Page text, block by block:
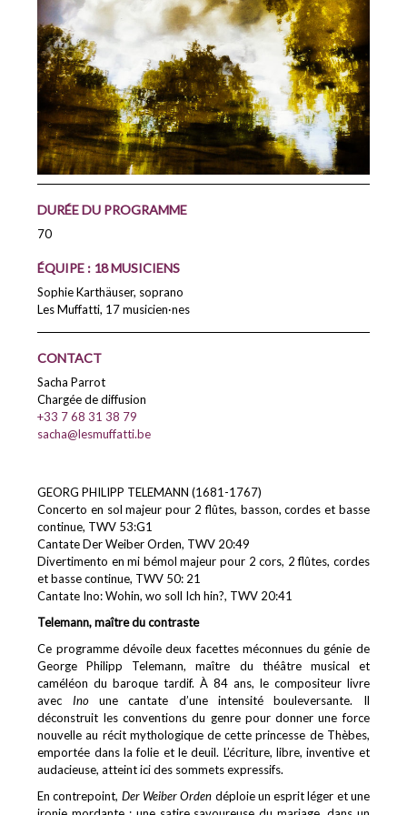
DURÉE DU PROGRAMME
70
ÉQUIPE : 18 MUSICIENS
Sophie Karthäuser, soprano
Les Muffatti, 17 musicien·nes
CONTACT
Sacha Parrot
Chargée de diffusion
+33 7 68 31 38 79
sacha@lesmuffatti.be
GEORG PHILIPP TELEMANN (1681-1767)
Concerto en sol majeur pour 2 flûtes, basson, cordes et basse
continue, TWV 53:G1
Cantate Der Weiber Orden, TWV 20:49
Divertimento en mi bémol majeur pour 2 cors, 2 flûtes, cordes
et basse continue, TWV 50: 21
Cantate Ino: Wohin, wo soll Ich hin?, TWV 20:41
Telemann, maître du contraste
Ce programme dévoile deux facettes méconnues du génie de
George Philipp Telemann, maître du théâtre musical et
caméléon du baroque tardif. À 84 ans, le compositeur livre
avec Ino une cantate d’une intensité bouleversante. Il
déconstruit les conventions du genre pour donner une force
nouvelle au récit mythologique de cette princesse de Thèbes,
emportée dans la folie et le deuil. L’écriture, libre, inventive et
audacieuse, atteint ici des sommets expressifs.
En contrepoint, Der Weiber Orden déploie un esprit léger et une